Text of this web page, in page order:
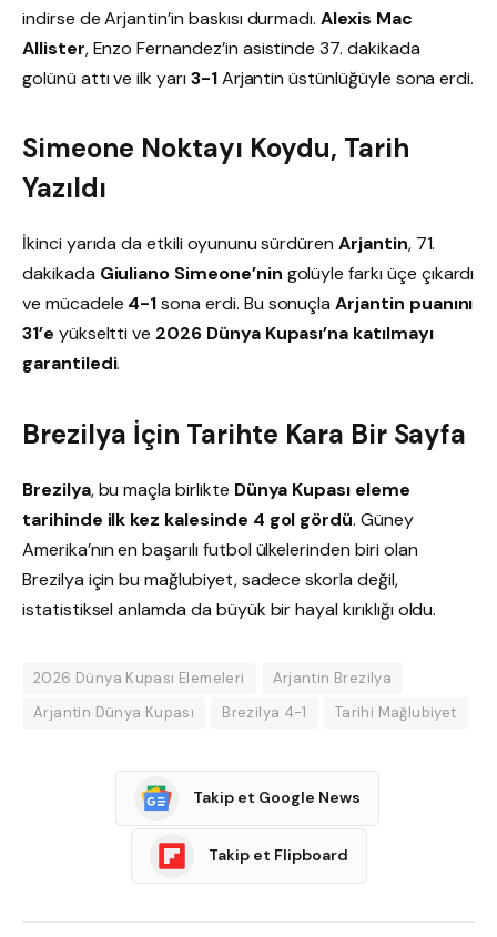
indirse de Arjantin’in baskısı durmadı.Alexis Mac
Allister, Enzo Fernandez’in asistinde 37. dakikada
golünü attı ve ilk yarı 3-1Arjantin üstünlüğüyle sona erdi.
Simeone Noktayı Koydu, Tarih
Yazıldı
İkinci yarıda da etkili oyununu sürdürenArjantin, 71.
dakikada Giuliano Simeone’nin golüyle farkı üçe çıkardı
ve mücadele 4-1sona erdi. Bu sonuçlaArjantin puanını
31’e yükseltti ve 2026 Dünya Kupası’na katılmayı
garantiledi.
Brezilya İçin Tarihte Kara Bir Sayfa
Brezilya, bu maçla birlikte Dünya Kupası eleme
tarihinde ilk kez kalesinde 4 gol gördü. Güney
Amerika’nın en başarılı futbol ülkelerinden biri olan
Brezilya için bu mağlubiyet, sadece skorla değil,
istatistiksel anlamda da büyük bir hayal kırıklığı oldu.
2026 Dünya Kupası Elemeleri
Arjantin Brezilya
Arjantin Dünya Kupası
Brezilya 4-1 Tarihi Mağlubiyet
Takip et Google News
Takip et Flipboard